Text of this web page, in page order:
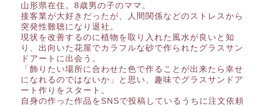
山形県在住。8歳男の子のママ。
接客業が大好きだったが、人間関係などのストレスから
突発性難聴になり退社。
現状を改善するのに植物を取り入れた風水が良いと知
り、出向いた花屋でカラフルな砂で作られたグラスサン
ドアートに出会う。
「飾りたい場所に合わせた色で作ることが出来たら幸せ
になれるのではないか」と思い、趣味でグラスサンドア
ート作りをスタート。
自身の作った作品をSNSで投稿しているうちに注文依頼